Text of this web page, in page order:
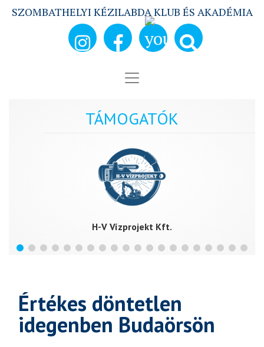
SZOMBATHELYI KÉZILABDA KLUB ÉS AKADÉMIA
TÁMOGATÓK
H-V Vízprojekt Kft.
Értékes döntetlen
idegenben Budaörsön